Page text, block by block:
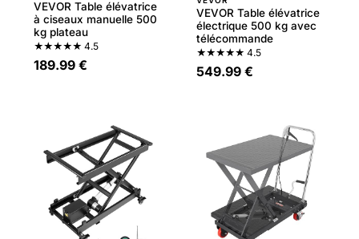
VEVOR Table élévatrice
à ciseaux manuelle 500
kg plateau
★★★★★ 4.5
189.99 €
VEVOR Table élévatrice
électrique 500 kg avec
télécommande
★★★★★ 4.5
549.99 €